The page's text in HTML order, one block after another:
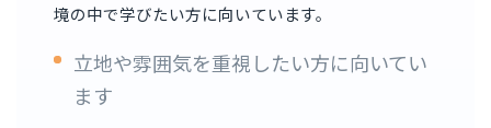
境の中で学びたい方に向いています。
立地や雰囲気を重視したい方に向いてい
ます